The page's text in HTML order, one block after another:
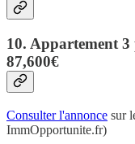
10. Appartement 3
87,600€
Consulter l'annonce sur
ImmOpportunite.fr)